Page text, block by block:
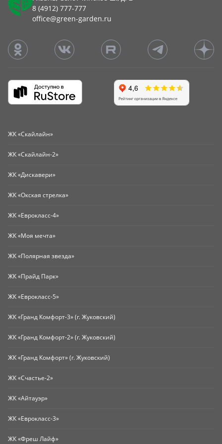
8 (4912) 777-777
office@green-garden.ru
ЖК «Скайлайн»
ЖК «Скайлайн-2»
ЖК «Дискавери»
ЖК «Окская стрелка»
ЖК «Еврокласс-4»
ЖК «Моя мечта»
ЖК «Полярная звезда»
ЖК «Прайд Парк»
ЖК «Еврокласс-5»
ЖК «Гранд Комфорт-3» (г. Жуковский)
ЖК «Гранд Комфорт-2» (г. Жуковский)
ЖК «Гранд Комфорт» (г. Жуковский)
ЖК «Счастье-2»
ЖК «Айтауэр»
ЖК «Еврокласс-3»
ЖК «Фреш Лайф»